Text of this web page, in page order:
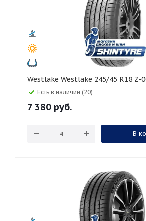
Westlake Westlake 245/45 R18
Есть в наличии (20)
7 380 руб.
В